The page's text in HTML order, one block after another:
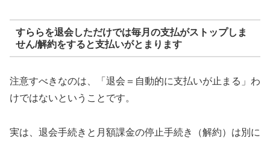
すららを退会しただけでは毎月の支払がストップしま
せん/解約をすると支払いがとまります
注意すべきなのは、「退会＝自動的に支払いが止まる」わ
けではないということです。
実は、退会手続きと月額課金の停止手続き（解約）は別に